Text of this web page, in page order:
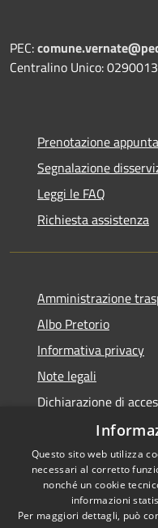
PEC:
Centralino Unico:
Prenotazione
Segnalazione
Leggi le FAQ
Richiesta assistenza
Amministrazione
Albo Pretorio
Informativa privacy
Note legali
Dichiarazione di
Accessibilità
Privacy
Questo sito web utilizza
necessari al corretto
nonché un cookie
informazioni
Per maggiori dettagli, può